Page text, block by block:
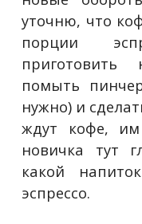
уточню, что
порции
помыть
нужно) и
ждут кофе,
новичка тут
какой
эспрессо.